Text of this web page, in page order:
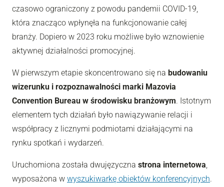
czasowo ograniczony z powodu pandemii COVID-19,
która znacząco wpłynęła na funkcjonowanie całej
branży. Dopiero w 2023 roku możliwe było wznowienie
aktywnej działalności promocyjnej.
W pierwszym etapie skoncentrowano się na budowaniu
wizerunku i rozpoznawalności marki Mazovia
Convention Bureau w środowisku branżowym. Istotnym
elementem tych działań było nawiązywanie relacji i
współpracy z licznymi podmiotami działającymi na
rynku spotkań i wydarzeń.
Uruchomiona została dwujęzyczna strona internetowa,
wyposażona w wyszukiwarkę obiektów konferencyjnych.